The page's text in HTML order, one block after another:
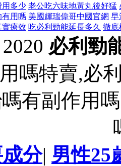
用多少 老公吃六味地黃丸後好猛
有用嗎 美國輝瑞偉哥中國官網 早
實療效 吃必利勁能延長多久 徹底
必利勁
嗎特賣,必
有副作用
分| 男性25